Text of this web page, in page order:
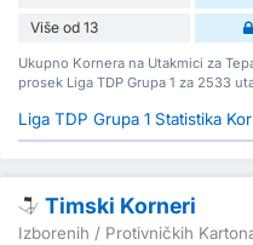
Više od 13
Ukupno Kornera na Utakmici za
prosek Liga TDP Grupa 1 za 2533
Liga TDP Grupa 1 Statistika
Timski Korneri
Izborenih / Protivničkih